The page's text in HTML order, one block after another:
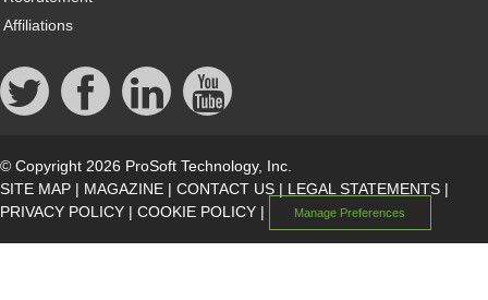
Affiliations
© Copyright 2026 ProSoft Technology, Inc.
SITE MAP | MAGAZINE | CONTACT US | LEGAL STATEMENTS |
PRIVACY POLICY | COOKIE POLICY | Manage Preferences